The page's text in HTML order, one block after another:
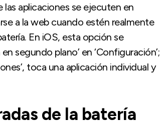
las aplicaciones se ejecuten en
a la web cuando estén realmente
En iOS, esta opción se
segundo plano’ en ‘Configuración’;
toca una aplicación individual y
de la batería